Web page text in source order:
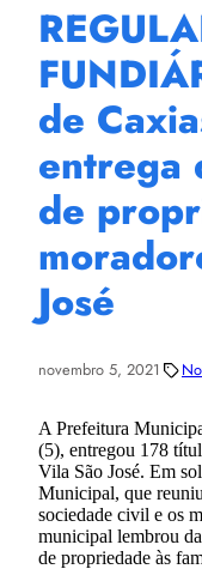
de
entrega
de
José
novembro 5, 2021
A Prefeitura
(5), entregou 178
Vila São José. Em
Municipal, que
sociedade civil e os
municipal lembrou
de propriedade às